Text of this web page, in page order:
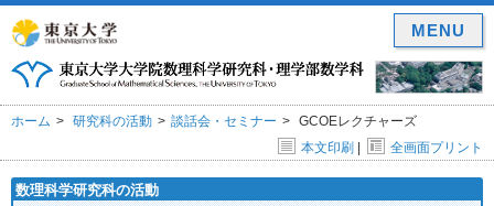
ホーム 研究科の活動 談話会・セミナー
GCOEレクチャーズ
本文印刷 | 全画面プリント
数理科学研究科の活動
MENU